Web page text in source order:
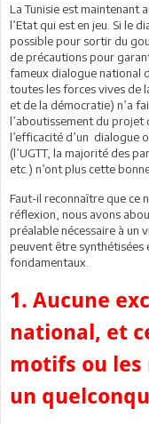
La Tunisie est maintenant
l’Etat qui est en jeu. Si le
possible pour sortir du
de précautions pour
fameux dialogue national
toutes les forces vives de
et de la démocratie) n’a
l’aboutissement du projet
l’efficacité d’un dialogue
(l’UGTT, la majorité des
etc.) n’ont plus cette
Faut-il reconnaître que ce
réflexion, nous avons
préalable nécessaire à un
peuvent être synthétisées
fondamentaux.
1. Aucune
national, et
motifs ou les
un